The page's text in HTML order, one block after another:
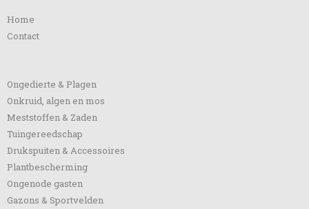
Home
Contact
Ongedierte & Plagen
Onkruid, algen en mos
Meststoffen & Zaden
Tuingereedschap
Drukspuiten & Accessoires
Plantbescherming
Ongenode gasten
Gazons & Sportvelden